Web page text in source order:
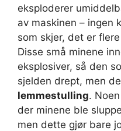
eksploderer
av maskinen – ingen
som skjer, det er
Disse små minene
eksplosiver, så den
sjelden drept, men
lemmestulling.
der minene ble
men dette gjør bare